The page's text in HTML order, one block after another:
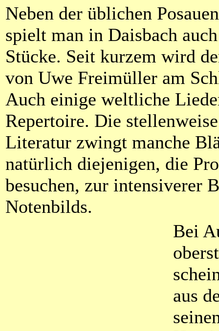
Neben der üblichen
spielt man in Daisbach
Stücke. Seit kurzem wird
von Uwe Freimüller am
Auch einige weltliche
Repertoire. Die
Literatur zwingt manche
natürlich diejenigen, die
besuchen, zur intensiverer
Notenbilds.
Bei
aus